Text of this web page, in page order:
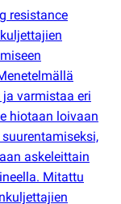
resistance
varmistaa eri
hiotaan loivaan
askeleittain
Mitattu